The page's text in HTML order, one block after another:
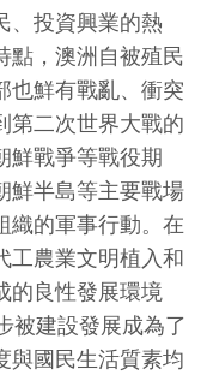
、投資興業的熱
點，澳洲自被殖民
也鮮有戰亂、衝突
第二次世界大戰的
鮮戰爭等戰役期
鮮半島等主要戰場
織的軍事行動。在
工農業文明植入和
的良性發展環境
被建設發展成為了
與國民生活質素均